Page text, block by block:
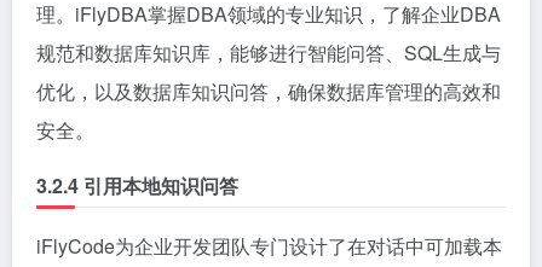
理。iFlyDBA掌握DBA领域的专业知识，了解企业DBA
规范和数据库知识库，能够进行智能问答、SQL生成与
优化，以及数据库知识问答，确保数据库管理的高效和
安全。
3.2.4 引用本地知识问答
iFlyCode为企业开发团队专门设计了在对话中可加载本